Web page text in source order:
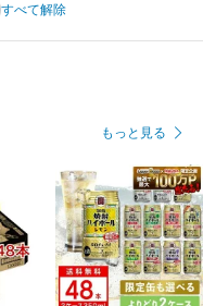
すべて解除
もっと見る